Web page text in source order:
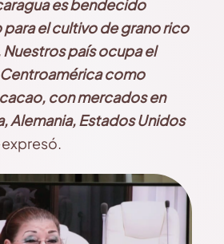
es bendecido
el cultivo de grano rico
país ocupa el
como
con mercados en
Alemania, Estados Unidos
expresó.